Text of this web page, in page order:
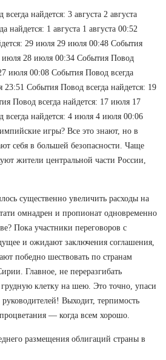
найдется: 3 августа 2 августа
найдется: 1 августа 1 августа 00:52
29 июля 29 июля 00:48 События
июля 28 июля 00:34 События Повод
июля 00:08 События Повод всегда
События Повод всегда найдется: 19
Повод всегда найдется: 17 июля 17
найдется: 4 июля 4 июля 00:06
игры? Все это знают, но в
себя в большей безопасности. Чаще
жители центральной части России,
существенно увеличить расходы на
омнадрен и пропионат одновременно
Пока участники переговоров с
и ожидают заключения соглашения,
победно шествовать по странам
Главное, не переразгибать
клетку на шею. Это точно, упаси
Выходит, терпимость
— когда всем хорошо.
размещения облигаций страны в